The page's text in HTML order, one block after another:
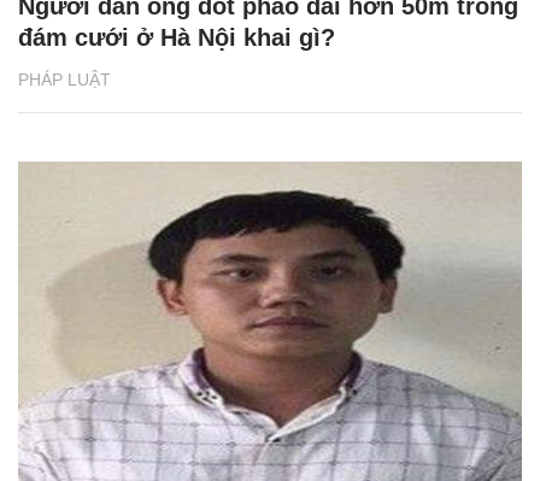
PHÁP LUẬT
Người đàn ông đốt pháo dài hơn 50m trong
đám cưới ở Hà Nội khai gì?